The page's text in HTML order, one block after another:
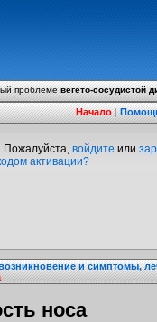
проблемевегето-сосудистой
Начало|
. Пожалуйста, войдите или
активации?
и симптомы,
носа